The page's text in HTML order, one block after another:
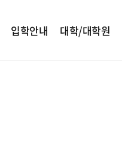
입학안내 대학/대학원